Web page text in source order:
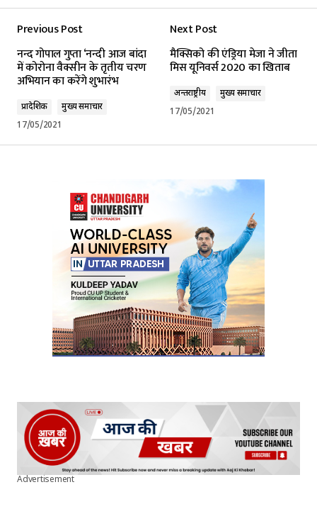
Previous Post
नन्द गोपाल गुप्ता ‘नन्दी आज बांदा
में कोरोना वैक्सीन के तृतीय चरण
अभियान का करेंगे शुभारंभ
प्रादेशिक
मुख्य समाचार
17/05/2021
Next Post
मैक्सिको की एंड्रिया मेजा ने जीता
मिस यूनिवर्स 2020 का खिताब
अन्तर्राष्ट्रीय
मुख्य समाचार
17/05/2021
Advertisement